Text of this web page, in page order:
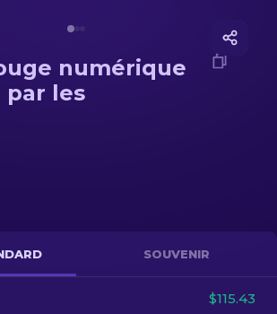
FR
numérique
par les
SOUVENIR
$115.43